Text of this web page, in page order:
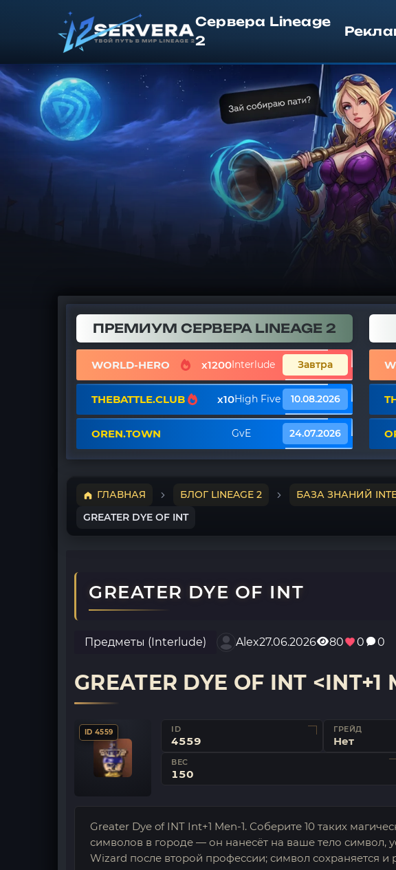
Сервера Lineage
2
ПРЕМИУМ СЕРВЕРА LINEAGE 2
WORLD-HERO x1200Interlude Завтра
THEBATTLE.CLUB x10High Five 10.08.2026
OREN.TOWN GvE 24.07.2026
ГЛАВНАЯ БЛОГ LINEAGE 2 БАЗА ЗНАНИЙ
GREATER DYE OF INT
GREATER DYE OF INT
Предметы (Interlude) Alex27.06.2026 80 0 0
GREATER DYE OF INT <INT+1
ID 4559 ID
4559
ГРЕЙД
Нет
ВЕС
150
Greater Dye of INT Int+1 Men-1. Соберите 10 таких
символов в городе — он нанесёт на ваше тело символ,
Wizard после второй профессии; символ сохраняется и